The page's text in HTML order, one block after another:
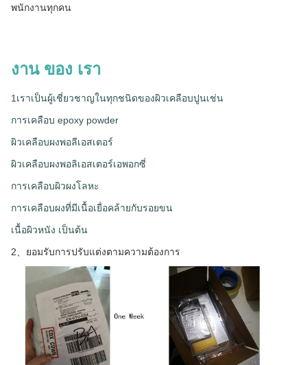
พนักงานทุกคน
งาน ของ เรา
1เราเป็นผู้เชี่ยวชาญในทุกชนิดของผิวเคลือบปูนเช่น
การเคลือบ epoxy powder
ผิวเคลือบผงพอลีเอสเตอร์
ผิวเคลือบผงพอลิเอสเตอร์เอพอกซี่
การเคลือบผิวผงโลหะ
การเคลือบผงที่มีเนื้อเยื่อคล้ายกับรอยขน
เนื้อผิวหนัง เป็นต้น
2、ยอมรับการปรับแต่งตามความต้องการ